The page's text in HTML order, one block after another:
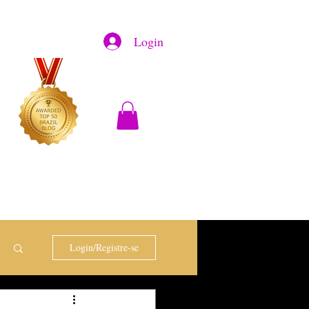
Login
Login/Registre-se